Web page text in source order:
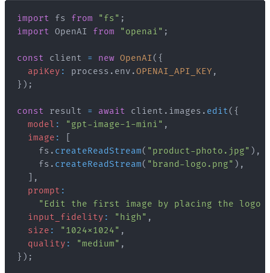
import fs from "fs" ;
import OpenAI from "openai" ;
const client = new OpenAI( {
apiKey : process . env .OPENAI_API_KEY ,
} ) ;
const result = await client . images . edit( {
model : "gpt-image-1-mini" ,
image :
    fs
. createReadStream( "product-photo.jpg" ) ,
    fs
. createReadStream( "brand-logo.png" ) ,
,
prompt :
"Edit the first image by placing the logo
input_fidelity : "high" ,
size : "1024x1024" ,
quality : "medium" ,
} ) ;